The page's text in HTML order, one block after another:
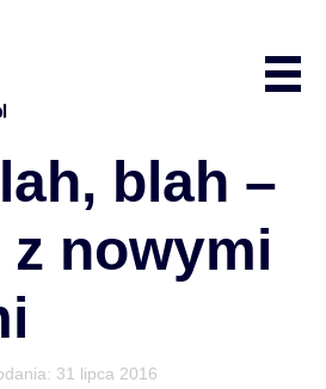
blah –
nowymi
31 lipca 2016